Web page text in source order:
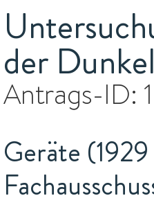
der
Antrags-ID:
Geräte